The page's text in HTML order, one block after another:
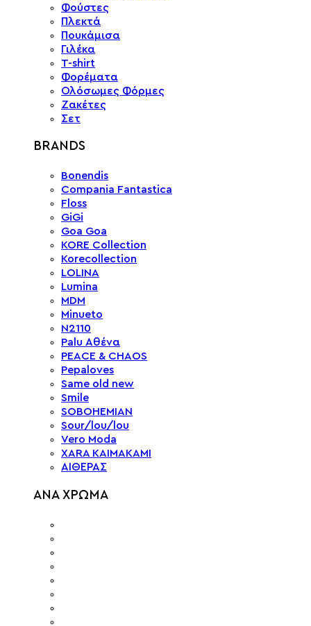
Φούστες
Πλεκτά
Πουκάμισα
Γιλέκα
T-shirt
Φορέματα
Ολόσωμες Φόρμες
Ζακέτες
Σετ
BRANDS
Bonendis
Compania Fantastica
Floss
GiGi
Goa Goa
KORE Collection
Korecollection
LOLINA
Lumina
MDM
Minueto
N2110
Palu Αθένα
PEACE & CHAOS
Pepaloves
Same old new
Smile
SOBOHEMIAN
Sour/lou/lou
Vero Moda
XARA KAIMAKAMI
ΑΙΘΕΡΑΣ
ΑΝΑ ΧΡΩΜΑ